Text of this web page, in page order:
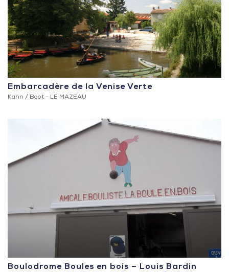
Embarcadère de la Venise Verte
Kahn / Boot - LE MAZEAU
Boulodrome Boules en bois – Louis Bardin